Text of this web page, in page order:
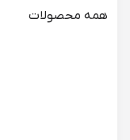
همه محصولات